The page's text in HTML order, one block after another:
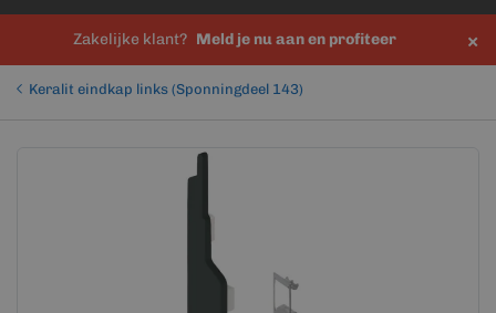
Zakelijke klant? Meld je nu aan en profiteer ×
Keralit eindkap links (Sponningdeel 143)